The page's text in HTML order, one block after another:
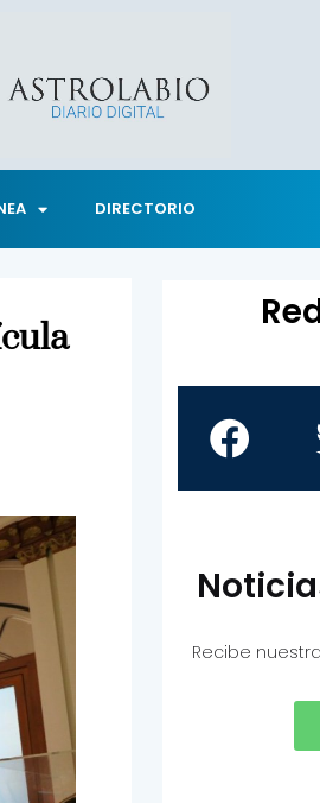
DIRECTORIO
Recibe